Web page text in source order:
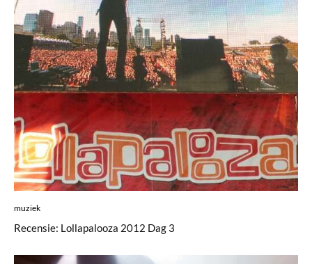
muziek
Recensie: Lollapalooza 2012 Dag 3